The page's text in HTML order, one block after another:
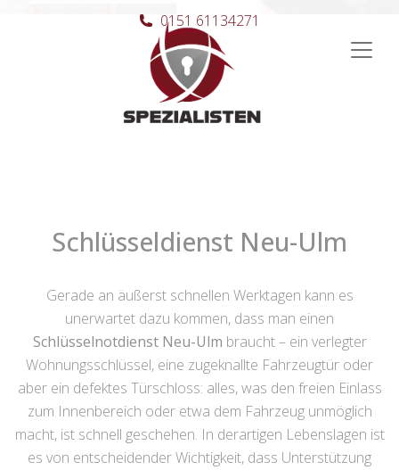
Hauptnavigation
0151 61134271
Schlüsseldienst Neu-Ulm
Gerade an äußerst schnellen Werktagen kann es
unerwartet dazu kommen, dass man einen
Schlüsselnotdienst Neu-Ulm braucht – ein verlegter
Wohnungsschlüssel, eine zugeknallte Fahrzeugtür oder
aber ein defektes Türschloss: alles, was den freien Einlass
zum Innenbereich oder etwa dem Fahrzeug unmöglich
macht, ist schnell geschehen. In derartigen Lebenslagen ist
es von entscheidender Wichtigkeit, dass Unterstützung